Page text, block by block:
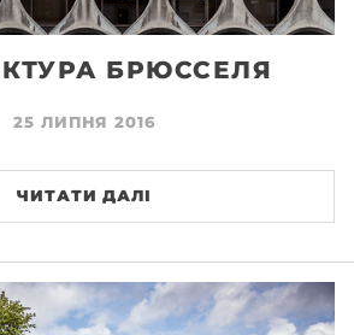
БРЮССЕЛЯ
25 ЛИПНЯ 2016
ЧИТАТИ ДАЛІ